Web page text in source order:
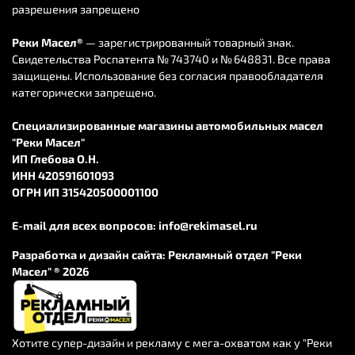
MAZDA FAMILIA CBE -BVHNY11 QG18DEN 04.3~ 1800EGI
MAZDA FAMILIA CBF -BVHNY11(4WD) QG18DE 04.4~
1800EGI
MAZDA FAMILIA CBF -BVHNY11(4WD) QG18DE 07.1~
1800EGI
MAZDA FAMILIA CBF-BVJY12 HR18DE 07.1~ 1800EGI
MAZDA FAMILIA CFF -BVGY11 QG18DEN 04.6~ 1800EGI
MAZDA FAMILIA CFF -BVGY11 QG18DEN 07.1~ 1800EGI
MAZDA FAMILIA DBF-BVY12 HR15DE 07.1~ 1500EGI
MAZDA FAMILIA E -BWHY10 SR18DE 96.5~99.6 1800
1800EGI
MAZDA FAMILIA GF -BWFY11 QG15DE 99.6~00.11 1500EGI
MAZDA FAMILIA GF -BWHNY11 (4WD) QG18DE 99.6~00.11
1800EGI
MAZDA FAMILIA GG -BVFY11 QG15DE 99.6~00.1 1500EGI
MAZDA FAMILIA GG -BVY11 QG13DE 99.6~00.1 1300EGI
MAZDA FAMILIA GJ -BVFY11 QG15DE 00.1~04.3 1500EGI
разрешения запрещено
Реки Масел® — зарегистрированный товарный знак.
Свидетельства Роспатента № 743740 и № 648831. Все права
защищены. Использование без согласия правообладателя
категорически запрещено.
Специализированные магазины автомобильных масел
"Реки Масел"
ИП Глебова О.Н.
ИНН 420591601093
ОГРН ИП 315420500001100
E-mail для всех вопросов: info@rekimasel.ru
Разработка и дизайн сайта: Рекламный отдел "Реки
Масел" ® 2026
Хотите супер-дизайн и рекламу с мега-охватом как у "Реки